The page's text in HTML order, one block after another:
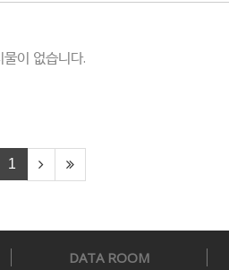
이 없습니다.
1
DATA ROOM